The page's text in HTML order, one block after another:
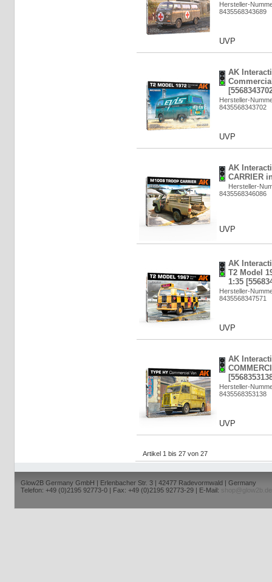
Hersteller-
8435568343689
UVP
AK
Hersteller-
8435568343702
UVP
AK
CARRIER
Hersteller-
8435568346086
UVP
AK
T2 Model
1:35
Hersteller-
8435568347571
UVP
AK
Hersteller-
8435568353138
UVP
Artikel 1 bis 27 von 27
Glow2B Germany GmbH | Erlenbacher Str. 3 | 42477 Radevormwald | Germany
Telefon: +49 (0)2195 92773-0 | Fax: +49 (0)2195 92773-29 | E-Mail:
shop@glow2b.de